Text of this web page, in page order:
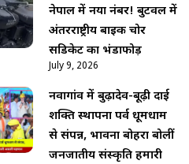
नेपाल में नया नंबर! बुटवल में
अंतरराष्ट्रीय बाइक चोर
सिंडिकेट का भंडाफोड़
July 9, 2026
नवागांव में बुढ़ादेव-बूढ़ी दाई
शक्ति स्थापना पर्व धूमधाम
से संपन्न, भावना बोहरा बोलीं
जनजातीय संस्कृति हमारी